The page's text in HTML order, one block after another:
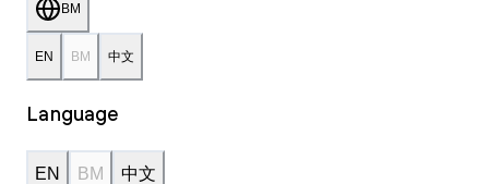
BM
EN BM 中文
Language
EN BM 中文